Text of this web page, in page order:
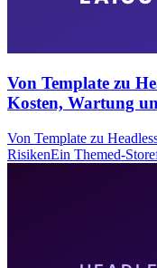
Von Template zu
Kosten, Wartung
Von Template zu
RisikenEin Themed-